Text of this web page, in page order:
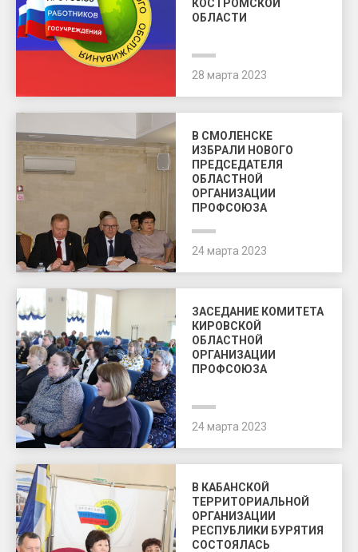
КОСТРОМСКОЙ
ОБЛАСТИ
28 марта 2023
В СМОЛЕНСКЕ
ИЗБРАЛИ НОВОГО
ПРЕДСЕДАТЕЛЯ
ОБЛАСТНОЙ
ОРГАНИЗАЦИИ
ПРОФСОЮЗА
24 марта 2023
ЗАСЕДАНИЕ КОМИТЕТА
КИРОВСКОЙ
ОБЛАСТНОЙ
ОРГАНИЗАЦИИ
ПРОФСОЮЗА
24 марта 2023
В КАБАНСКОЙ
ТЕРРИТОРИАЛЬНОЙ
ОРГАНИЗАЦИИ
РЕСПУБЛИКИ БУРЯТИЯ
СОСТОЯЛАСЬ